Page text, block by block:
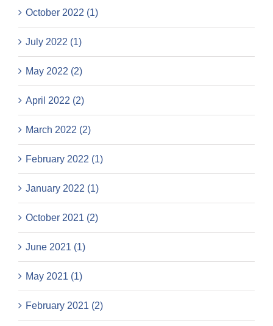
October 2022 (1)
July 2022 (1)
May 2022 (2)
April 2022 (2)
March 2022 (2)
February 2022 (1)
January 2022 (1)
October 2021 (2)
June 2021 (1)
May 2021 (1)
February 2021 (2)